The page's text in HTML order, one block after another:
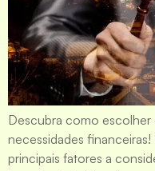
Descubra como escolher
necessidades
principais fatores a